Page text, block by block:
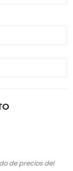
de precios del